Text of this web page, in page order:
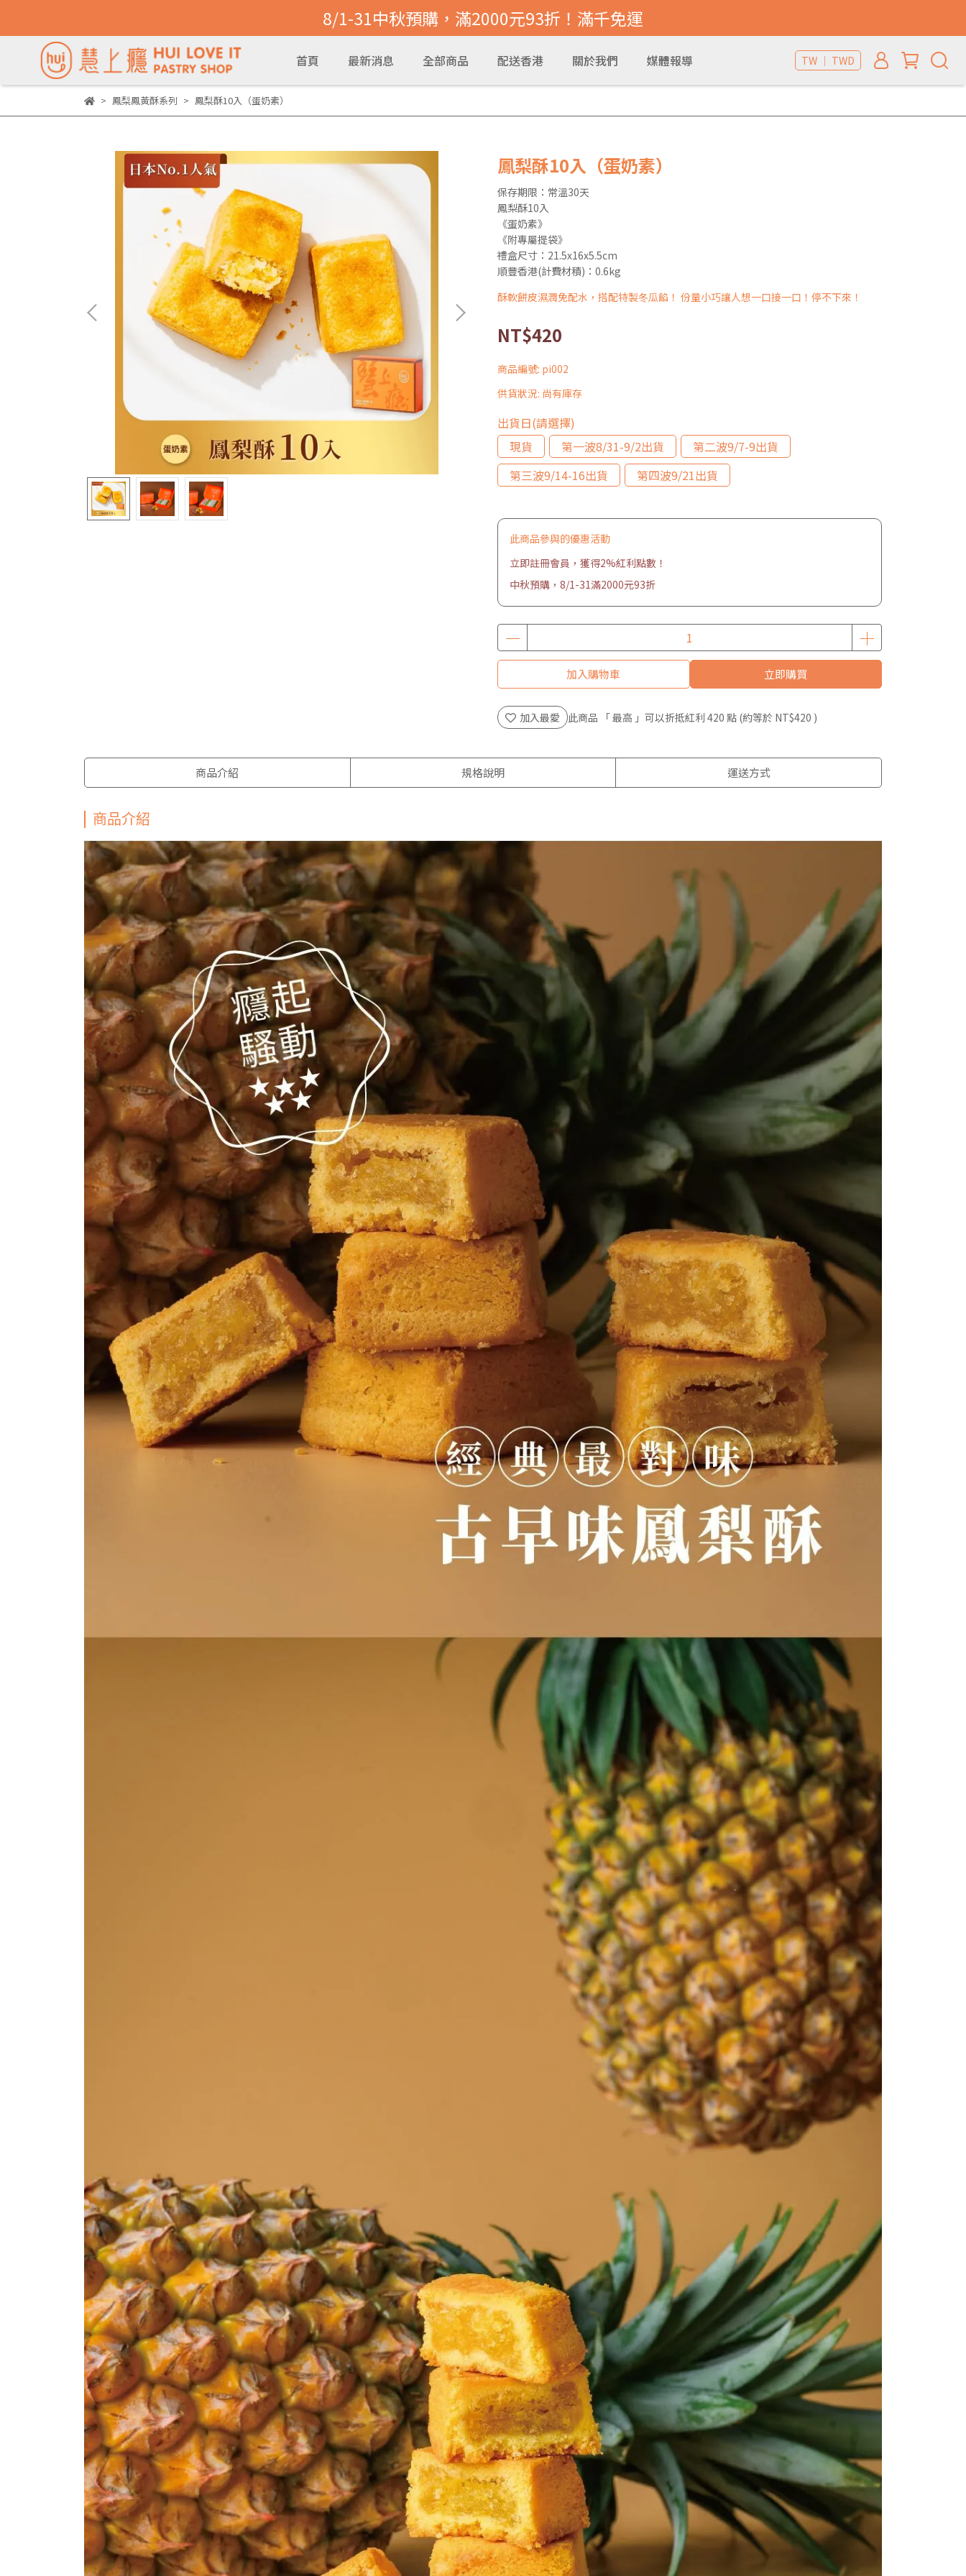
8/1-31中秋預購，滿2000元93折！滿千免運
首頁 最新消息 全部商品 配送香港 關於我們 媒體報導 TW ｜ TWD
鳳梨鳳黃酥系列 鳳梨酥10入（蛋奶素）
鳳梨酥10入（蛋奶素）
保存期限：常溫30天
鳳梨酥10入
《蛋奶素》
《附專屬提袋》
禮盒尺寸：21.5x16x5.5cm
順豐香港(計費材積)：0.6kg
酥軟餅皮濕潤免配水，搭配特製冬瓜餡！ 份量小巧讓人想一口接一口！停不下來！
NT$420
商品編號: pi002
供貨狀況: 尚有庫存
出貨日(請選擇)
現貨
第一波8/31-9/2出貨
第二波9/7-9出貨
第三波9/14-16出貨
第四波9/21出貨
此商品參與的優惠活動
立即註冊會員，獲得2%紅利點數！
中秋預購，8/1-31滿2000元93折
加入購物車 立即購買
加入最愛 此商品 「 最高 」可以折抵紅利 420 點 (約等於 NT$420 )
商品介紹 規格說明 運送方式
商品介紹